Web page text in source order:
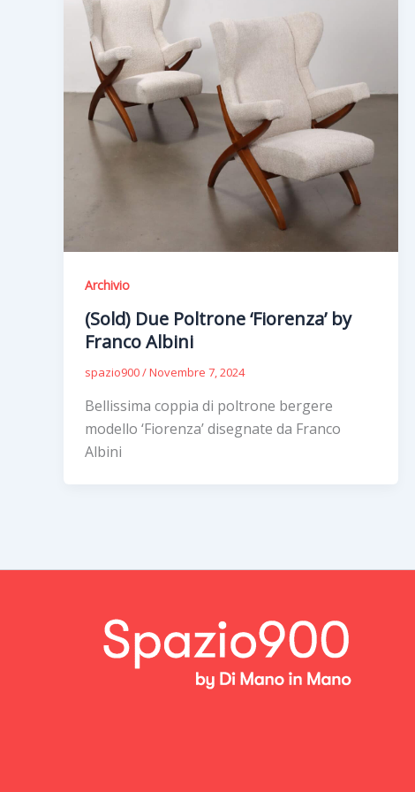
Archivio
(Sold) Due Poltrone ‘Fiorenza’ by
Franco Albini
spazio900/Novembre 7, 2024
Bellissima coppia di poltrone bergere
modello ‘Fiorenza’ disegnate da Franco
Albini